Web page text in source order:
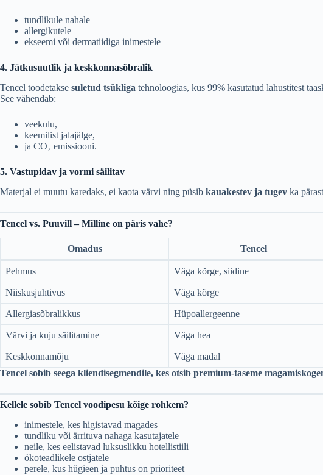
tundlikule nahale
allergikutele
ekseemi või dermatiidiga inimestele
4. Jätkusuutlik ja keskkonnasõbralik
Tencel toodetakse suletud tsükliga tehnoloogias, kus 99% kasutatud lahustitest
See vähendab:
veekulu,
keemilist jalajälge,
ja CO₂ emissiooni.
5. Vastupidav ja vormi säilitav
Materjal ei muutu karedaks, ei kaota värvi ning püsib kauakestev ja tugev ka
Tencel vs. Puuvill – Milline on päris vahe?
Omadus Tencel
Pehmus Väga kõrge, siidine
Niiskusjuhtivus Väga kõrge
Allergiasõbralikkus Hüpoallergeenne
Värvi ja kuju säilitamine Väga hea
Keskkonnamõju Väga madal
Tencel sobib seega kliendisegmendile, kes otsib premium-taseme
Kellele sobib Tencel voodipesu kõige rohkem?
inimestele, kes higistavad magades
tundliku või ärrituva nahaga kasutajatele
neile, kes eelistavad luksuslikku hotellistiili
ökoteadlikele ostjatele
perele, kus hügieen ja puhtus on prioriteet